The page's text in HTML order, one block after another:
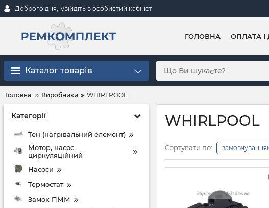
Доброго дня, увійдіть в особистий кабінет
ГОЛОВНА ОПЛАТА І
Каталог товарів
Головна Виробники WHIRLPOOL
Категорії
Тен (нагрівальний елемент)
Мотор, насос
циркуляційний
Насоси
Термостат
Замок ПММ
WHIRLPOOL
Сортувати по: